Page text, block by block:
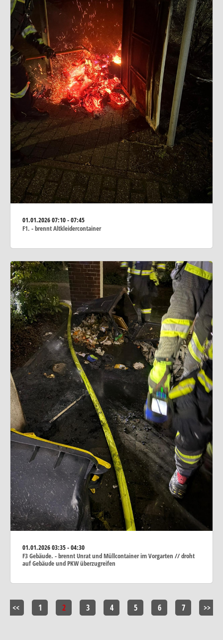
01.01.202607:10 - 07:45
F1. - brennt Altkleidercontainer
01.01.202603:35 - 04:30
F3 Gebäude. - brennt Unrat und Müllcontainer im Vorgarten // droht
auf Gebäude und PKW überzugreifen
<< 1 2 3 4 5 6 7 >>